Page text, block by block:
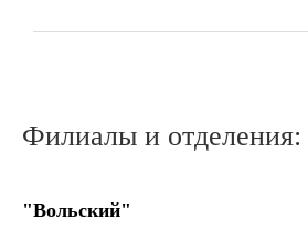
Филиалы и отделения:
"Вольский"